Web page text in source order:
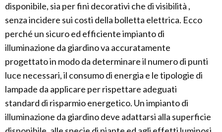
disponibile, sia per fini decorativi che di visibilità ,
senza incidere sui costi della bolletta elettrica. Ecco
perché un sicuro ed efficiente impianto di
illuminazione da giardino va accuratamente
progettato in modo da determinare il numero di punti
luce necessari, il consumo di energia e le tipologie di
lampade da applicare per rispettare adeguati
standard di risparmio energetico. Un impianto di
illuminazione da giardino deve adattarsi alla superficie